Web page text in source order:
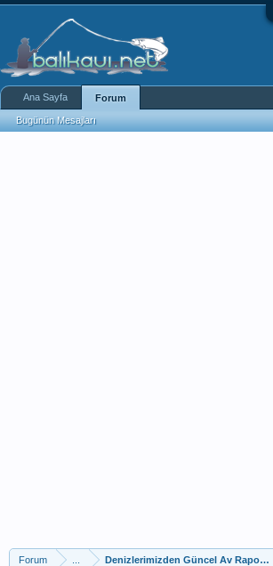
Forum Denizlerimizden Güncel Av Raporları
Ana Sayfa Forum
Bugünün Mesajları